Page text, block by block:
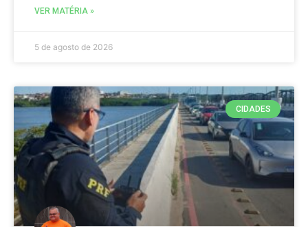
VER MATÉRIA »
5 de agosto de 2026
CIDADES